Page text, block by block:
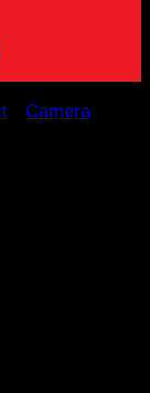
Camera